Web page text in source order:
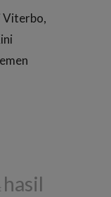
Viterbo,
hasil